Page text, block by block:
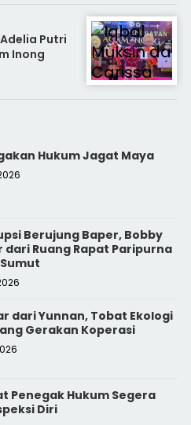
Putri
Inong
Hukum Jagat Maya
Berujung Baper, Bobby
dari Ruang Rapat Paripurna
Sumut
dari Yunnan, Tobat Ekologi
Gerakan Koperasi
Penegak Hukum Segera
Diri